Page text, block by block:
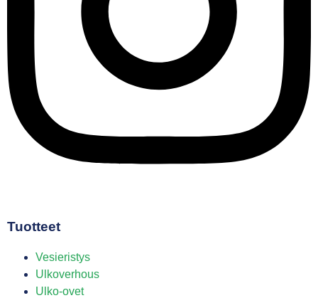
Tuotteet
Vesieristys
Ulkoverhous
Ulko-ovet